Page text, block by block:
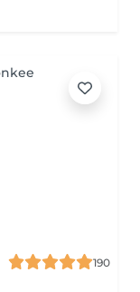
190